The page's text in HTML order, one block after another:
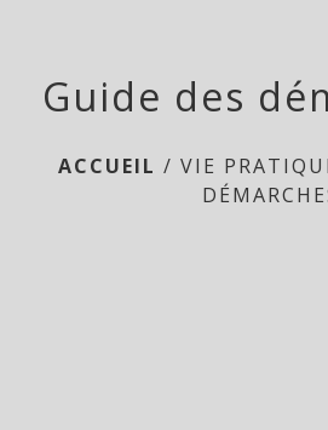
Guide des
ACCUEIL / VIE